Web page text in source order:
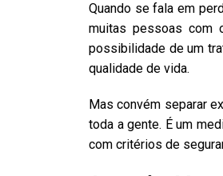
Quando se fala em
muitas pessoas com
possibilidade de um
qualidade de vida.
Mas convém separar
toda a gente. É um
com critérios de